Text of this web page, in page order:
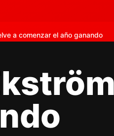
a comenzar el año ganando